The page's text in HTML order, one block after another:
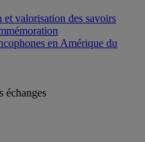
valorisation des savoirs
en Amérique du
échanges